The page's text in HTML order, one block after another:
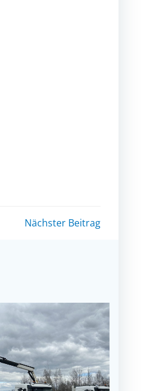
Nächster Beitrag